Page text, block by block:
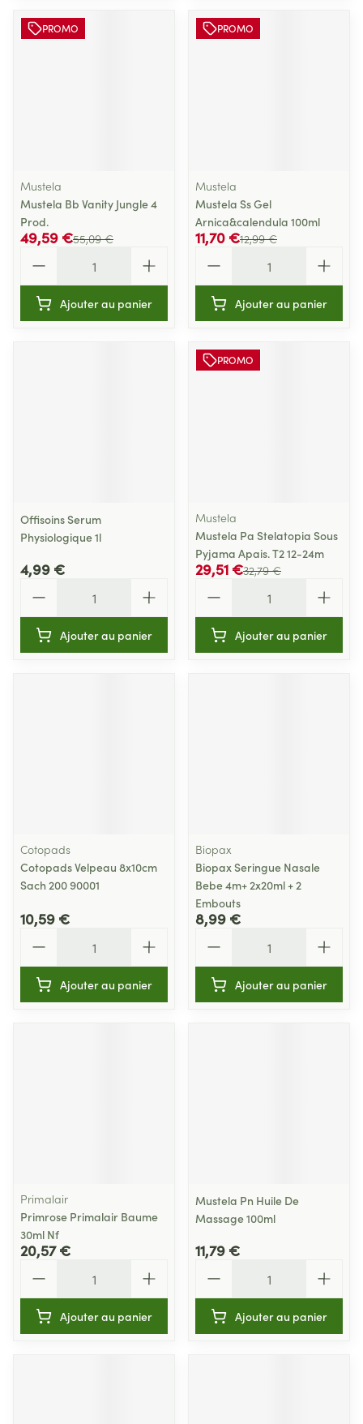
PROMO
Mustela
Mustela Bb Vanity Jungle 4
Prod.
55,09 €
49,59 €
Ajouter au panier
PROMO
Mustela
Mustela Ss Gel
Arnica&calendula 100ml
12,99 €
11,70 €
Ajouter au panier
Offisoins Serum
Physiologique 1l
4,99 €
Ajouter au panier
PROMO
Mustela
Mustela Pa Stelatopia Sous
Pyjama Apais. T2 12-24m
32,79 €
29,51 €
Ajouter au panier
Cotopads
Cotopads Velpeau 8x10cm
Sach 200 90001
10,59 €
Ajouter au panier
Biopax
Biopax Seringue Nasale
Bebe 4m+ 2x20ml + 2
Embouts
8,99 €
Ajouter au panier
Primalair
Primrose Primalair Baume
30ml Nf
20,57 €
Ajouter au panier
Mustela Pn Huile De
Massage 100ml
11,79 €
Ajouter au panier